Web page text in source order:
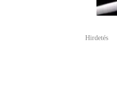
Hirdetés